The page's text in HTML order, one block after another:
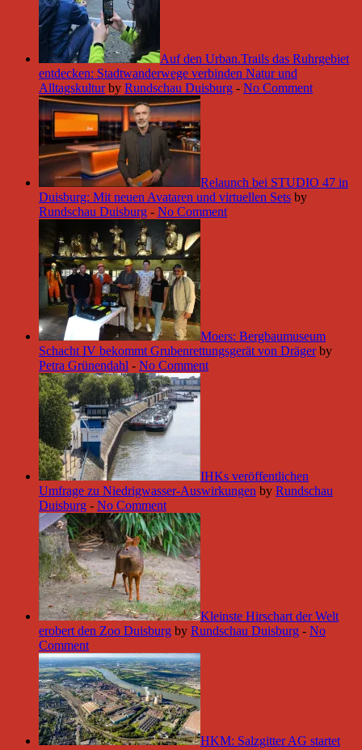
Auf den Urban.Trails das Ruhrgebiet
entdecken: Stadtwanderwege verbinden Natur und
Alltagskultur by Rundschau Duisburg - No Comment
Relaunch bei STUDIO 47 in
Duisburg: Mit neuen Avataren und virtuellen Sets by
Rundschau Duisburg - No Comment
Moers: Bergbaumuseum
Schacht IV bekommt Grubenrettungsgerät von Dräger by
Petra Grünendahl - No Comment
IHKs veröffentlichen
Umfrage zu Niedrigwasser-Auswirkungen by Rundschau
Duisburg - No Comment
Kleinste Hirschart der Welt
erobert den Zoo Duisburg by Rundschau Duisburg - No
Comment
HKM: Salzgitter AG startet